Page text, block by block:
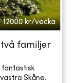
kr/vecka
familjer
fantastisk
Skåne.